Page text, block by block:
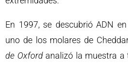
En 1997, se descubrió ADN
uno de los molares de
de Oxfordanalizó la muestra a